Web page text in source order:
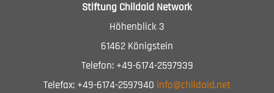
Stiftung Childaid Network
Höhenblick 3
61462 Königstein
Telefon: +49-6174-2597939
Telefax: +49-6174-2597940 info@childaid.net